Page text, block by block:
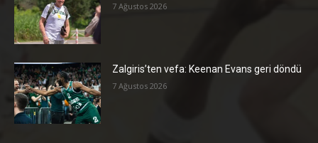
7 Ağustos 2026
Zalgiris’ten vefa: Keenan Evans geri döndü
7 Ağustos 2026